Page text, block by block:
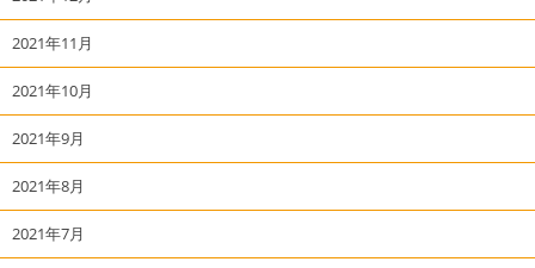
2021年11月
2021年10月
2021年9月
2021年8月
2021年7月